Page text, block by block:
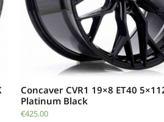
Concaver CVR1 19×8 ET40
Platinum Black
€425.00